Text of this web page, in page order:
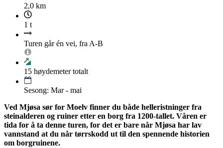
2,0 km
1 t
Turen går én vei, fra A-B
15 høydemeter totalt
Sesong: Mar - mai
Ved Mjøsa sør for Moelv finner du både helleristninger fra
steinalderen og ruiner etter en borg fra 1200-tallet. Våren er
tida for å ta denne turen, for det er bare når Mjøsa har lav
vannstand at du når tørrskodd ut til den spennende historien
om borgruinene.